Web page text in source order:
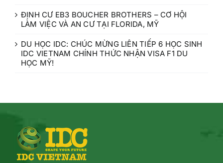
ĐỊNH CƯ EB3 BOUCHER BROTHERS – CƠ HỘI
LÀM VIỆC VÀ AN CƯ TẠI FLORIDA, MỸ
DU HỌC IDC: CHÚC MỪNG LIÊN TIẾP 6 HỌC SINH
IDC VIETNAM CHÍNH THỨC NHẬN VISA F1 DU
HỌC MỸ!